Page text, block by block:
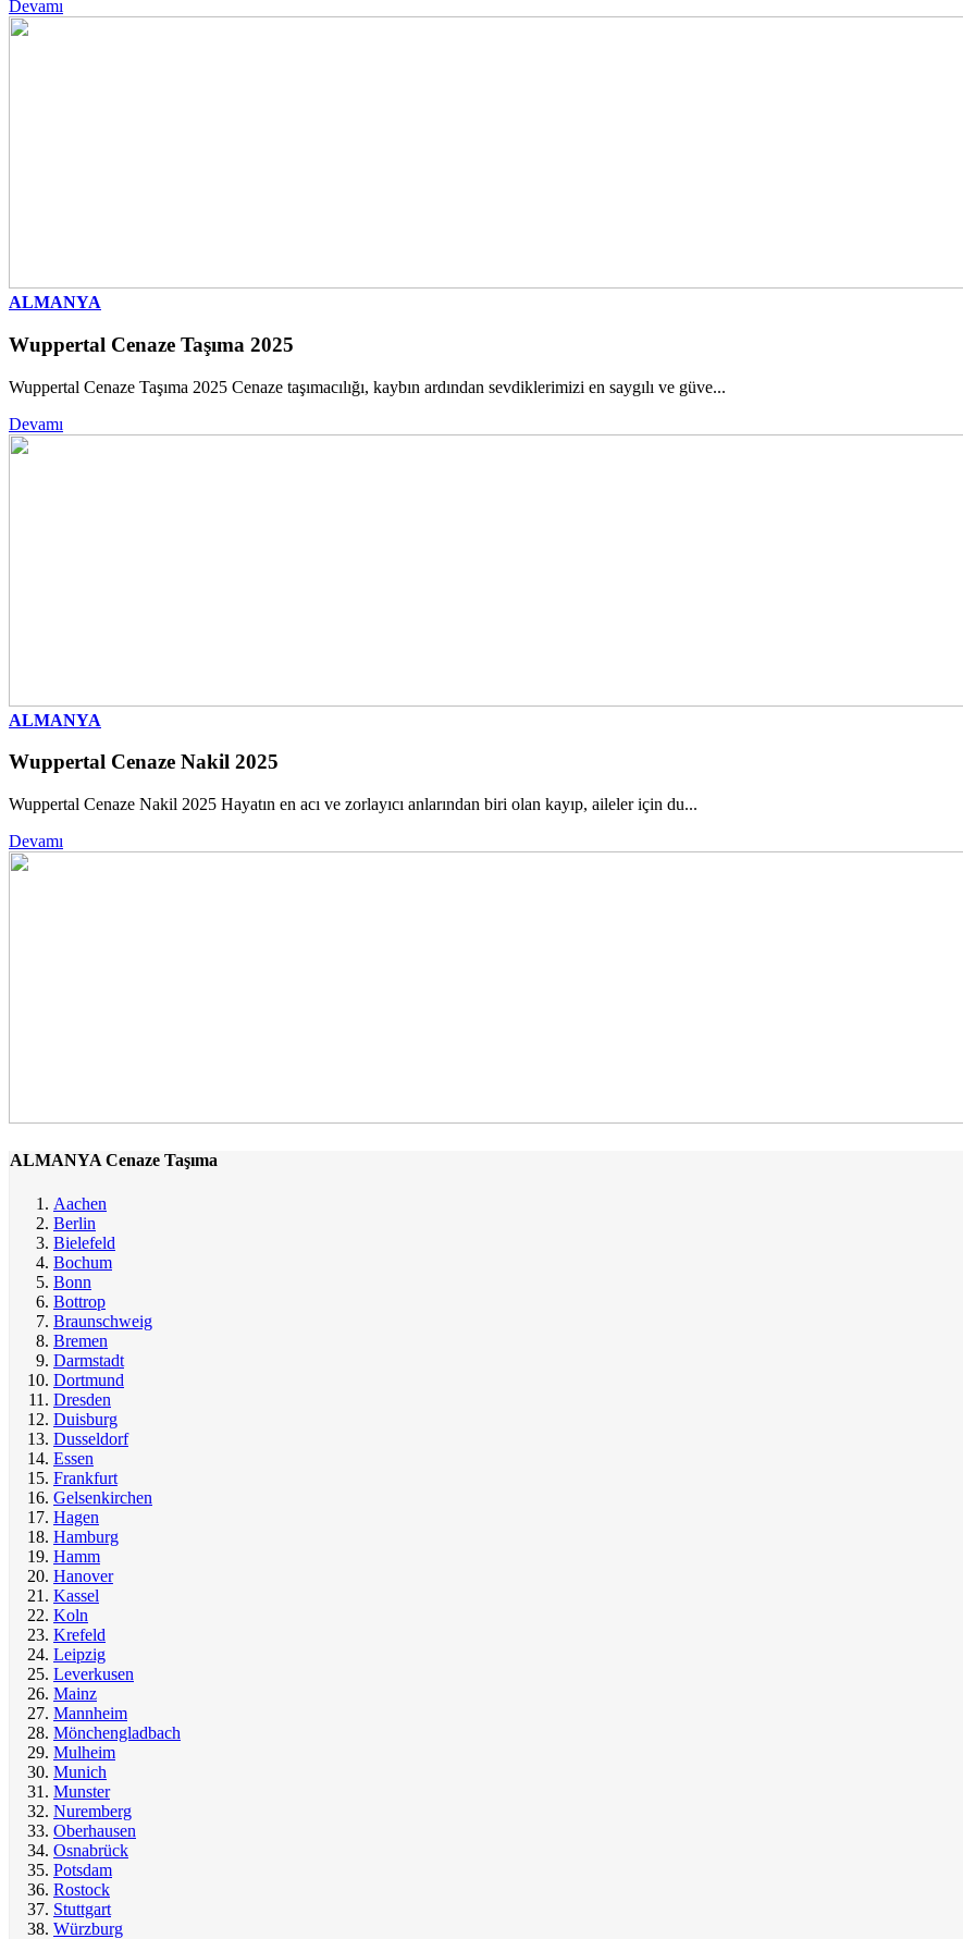
Devamı
ALMANYA
Wuppertal Cenaze Taşıma 2025
Wuppertal Cenaze Taşıma 2025 Cenaze taşımacılığı, kaybın ardından sevdiklerimizi en saygılı ve güve...
Devamı
ALMANYA
Wuppertal Cenaze Nakil 2025
Wuppertal Cenaze Nakil 2025 Hayatın en acı ve zorlayıcı anlarından biri olan kayıp, aileler için du...
Devamı
ALMANYA Cenaze Taşıma
Aachen
Berlin
Bielefeld
Bochum
Bonn
Bottrop
Braunschweig
Bremen
Darmstadt
Dortmund
Dresden
Duisburg
Dusseldorf
Essen
Frankfurt
Gelsenkirchen
Hagen
Hamburg
Hamm
Hanover
Kassel
Koln
Krefeld
Leipzig
Leverkusen
Mainz
Mannheim
Mönchengladbach
Mulheim
Munich
Munster
Nuremberg
Oberhausen
Osnabrück
Potsdam
Rostock
Stuttgart
Würzburg